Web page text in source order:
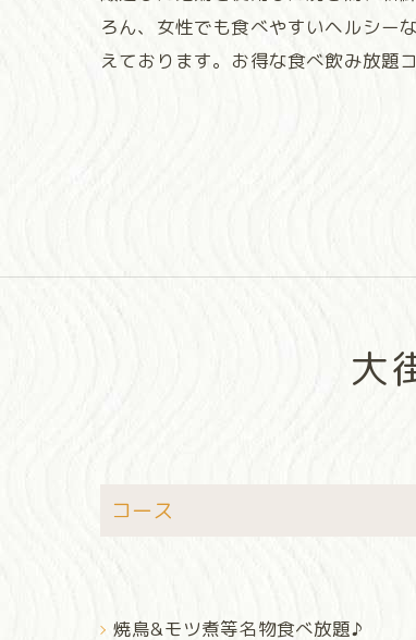
ろん、女性でも食べやすいヘルシー
えております。お得な食べ飲み放題
大
コース
焼鳥&モツ煮等名物食べ放題♪